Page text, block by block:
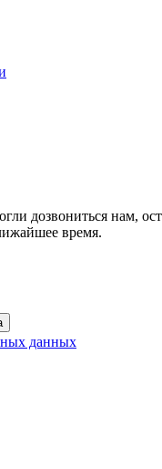
дозвониться нам,
время.
данных